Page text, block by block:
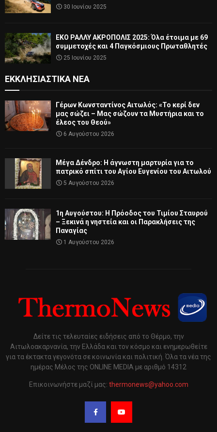
30 Ιουνίου 2025
ΕΚΟ ΡΑΛΛΥ ΑΚΡΟΠΟΛΙΣ 2025: Όλα έτοιμα με 69
συμμετοχές και 4 Παγκόσμιους Πρωταθλητές
25 Ιουνίου 2025
ΕΚΚΛΗΣΙΑΣΤΙΚΆ ΝΈΑ
Γέρων Κωνσταντίνος Αιτωλός: «Το κερί δεν
μας σώζει – Μας σώζουν τα Μυστήρια και το
έλεος του Θεού»
6 Αυγούστου 2026
Μέγα Δένδρο: Η άγνωστη μαρτυρία για το
πατρικό σπίτι του Αγίου Ευγενίου του Αιτωλού
5 Αυγούστου 2026
1η Αυγούστου: Η Πρόοδος του Τιμίου Σταυρού
– Ξεκινά η νηστεία και οι Παρακλήσεις της
Παναγίας
1 Αυγούστου 2026
Δείτε τις τελευταίες ειδήσεις από το Θέρμο, την
Αιτωλοακαρνανία, την Ελλάδα και τον κόσμο και ενημερωθείτε
για τα έκτακτα γεγονότα σε κοινωνία και πολιτική. Όλα τα νέα της
ημέρας Μέλος της ONLINE MEDIA με αριθμό 14312
Επικοινωνήστε μαζί μας: thermonews@yahoo.com